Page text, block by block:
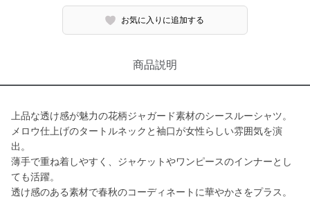
お気に入りに追加する
商品説明
上品な透け感が魅力の花柄ジャガード素材のシースルーシャツ。
メロウ仕上げのタートルネックと袖口が女性らしい雰囲気を演
出。
薄手で重ね着しやすく、ジャケットやワンピースのインナーとし
ても活躍。
透け感のある素材で春秋のコーディネートに華やかさをプラス。